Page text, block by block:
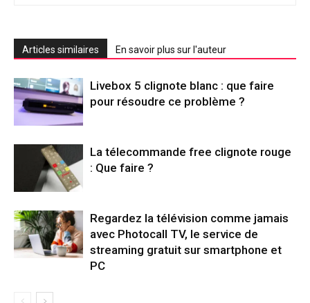
Articles similaires En savoir plus sur l'auteur
Livebox 5 clignote blanc : que faire
pour résoudre ce problème ?
La télecommande free clignote rouge
: Que faire ?
Regardez la télévision comme jamais
avec Photocall TV, le service de
streaming gratuit sur smartphone et
PC